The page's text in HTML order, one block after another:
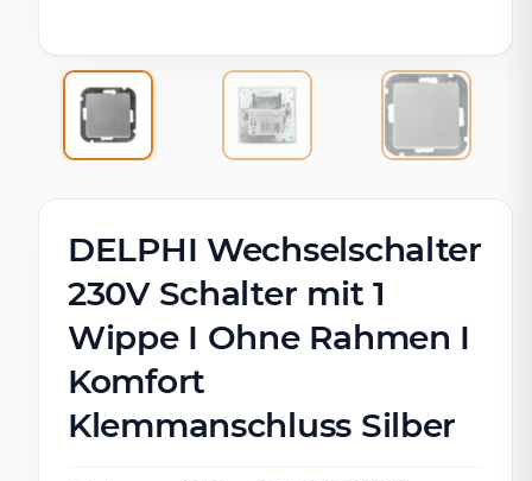
DELPHI Wechselschalter
230V Schalter mit 1
Wippe I Ohne Rahmen I
Komfort
Klemmanschluss Silber